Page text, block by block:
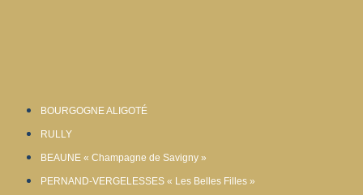
BOURGOGNE ALIGOTÉ
RULLY
BEAUNE « Champagne de Savigny »
PERNAND-VERGELESSES « Les Belles Filles »